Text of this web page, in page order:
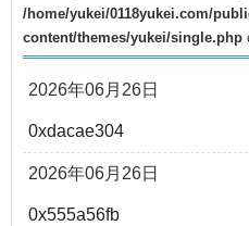
/home/yukei/0118yukei.com/
content/themes/yukei/single.php
2026年06月26日
0xdacae304
2026年06月26日
0x555a56fb